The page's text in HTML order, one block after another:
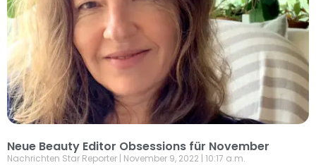
Neue Beauty Editor Obsessions für November
Nachrichten Star Reporter November 9, 2022 10:17 a.m.